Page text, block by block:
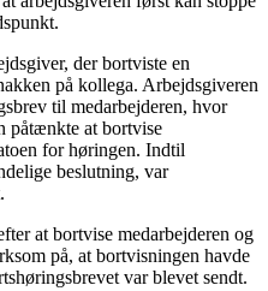
der bortviste en
på kollega. Arbejdsgiveren
til medarbejderen, hvor
påtænkte at bortvise
for høringen. Indtil
beslutning, var
at bortvise medarbejderen og
på, at bortvisningen havde
var blevet sendt.